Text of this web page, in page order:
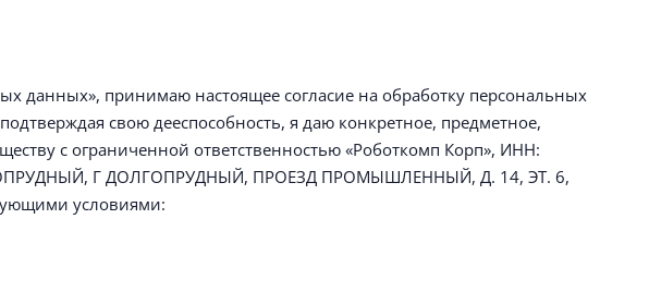
данных», принимаю настоящее согласие на обработку персональных
свою дееспособность, я даю конкретное, предметное,
с ограниченной ответственностью «Роботкомп Корп», ИНН:
Г ДОЛГОПРУДНЫЙ, ПРОЕЗД ПРОМЫШЛЕННЫЙ, Д. 14, ЭТ. 6,
условиями: